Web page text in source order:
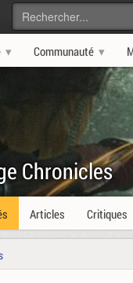
Communauté
Chronicles
Articles Critiques